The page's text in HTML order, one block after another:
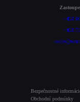
+420
+420
Bezpečnostné
Obchodní podmínky